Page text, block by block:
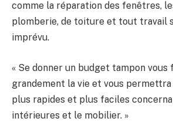
comme la réparation des fenêtres,
plomberie, de toiture et tout travail
imprévu.
« Se donner un budget tampon
grandement la vie et vous
plus rapides et plus faciles
intérieures et le mobilier. »